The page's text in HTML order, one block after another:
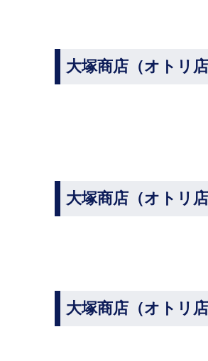
大塚商店（オトリ
大塚商店（オトリ
大塚商店（オトリ